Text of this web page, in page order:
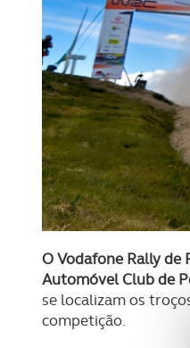
O Vodafone Rally
Automóvel Club de
se localizam os
competição.